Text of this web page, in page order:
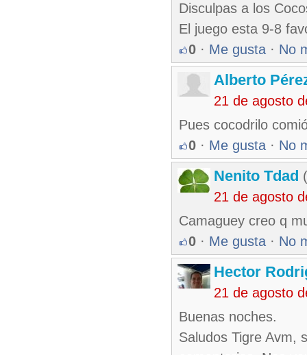
Disculpas a los
El juego esta 9-8
0 · Me gusta · No
Alberto
21 de agosto
Pues cocodrilo
0 · Me gusta · No
Nenito Tdad
21 de agosto
Camaguey creo q
0 · Me gusta · No
Hector
21 de agosto
Buenas noches.
Saludos Tigre Avm,